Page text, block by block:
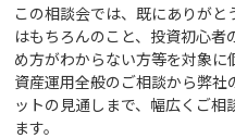
この相談会では、既にありが
はもちろんのこと、投資初心
め方がわからない方等を対象に
資産運用全般のご相談から弊
ットの見通しまで、幅広くご相
ます。